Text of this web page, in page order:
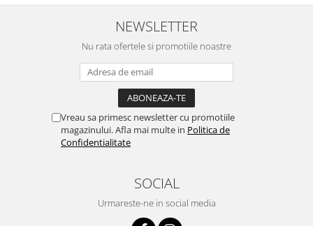
NEWSLETTER
Nu rata ofertele si promotiile noastre
Vreau sa primesc newsletter cu promotiile
magazinului. Afla mai multe in Politica de
Confidentialitate
SOCIAL
Urmareste-ne in social media